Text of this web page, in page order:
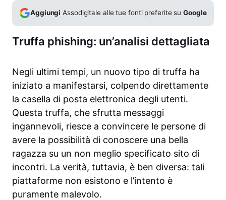
Aggiungi Assodigitale alle tue fonti preferite suGoogle
Truffa phishing: un’analisi dettagliata
Negli ultimi tempi, un nuovo tipo di truffa ha
iniziato a manifestarsi, colpendo direttamente
la casella di posta elettronica degli utenti.
Questa truffa, che sfrutta messaggi
ingannevoli, riesce a convincere le persone di
avere la possibilità di conoscere una bella
ragazza su un non meglio specificato sito di
incontri. La verità, tuttavia, è ben diversa: tali
piattaforme non esistono e l’intento è
puramente malevolo.